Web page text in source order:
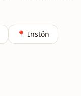
📍 Instön